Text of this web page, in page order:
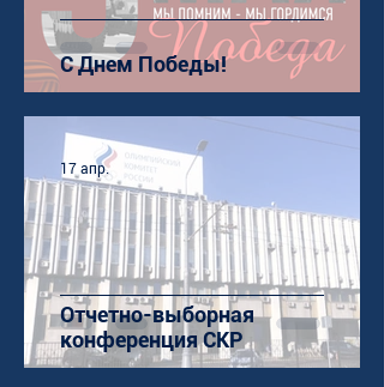
С Днем Победы!
Отчетно-выборная
конференция СКР
17 апр.